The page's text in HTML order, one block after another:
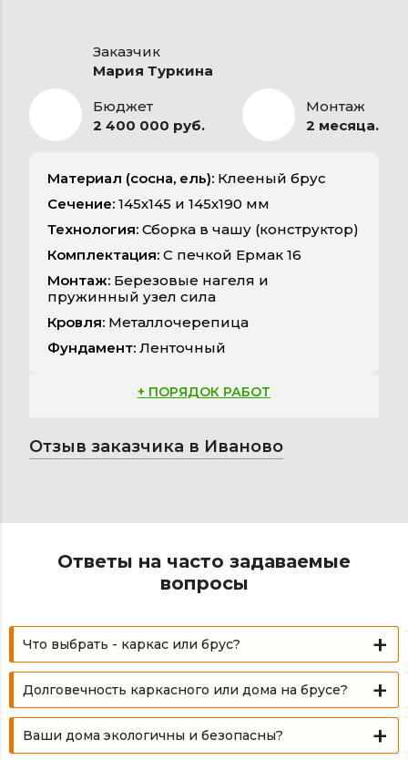
Заказчик
Мария Туркина
Бюджет
2 400 000 руб.
Монтаж
2 месяца.
Материал (сосна, ель): Клееный брус
Сечение: 145х145 и 145х190 мм
Технология: Сборка в чашу (конструктор)
Комплектация: С печкой Ермак 16
Монтаж: Березовые нагеля и
пружинный узел сила
Кровля: Металлочерепица
Фундамент: Ленточный
+ ПОРЯДОК РАБОТ
Отзыв заказчика в Иваново
Ответы на часто задаваемые
вопросы
Что выбрать - каркас или брус?
Долговечность каркасного или дома на брусе?
Ваши дома экологичны и безопасны?